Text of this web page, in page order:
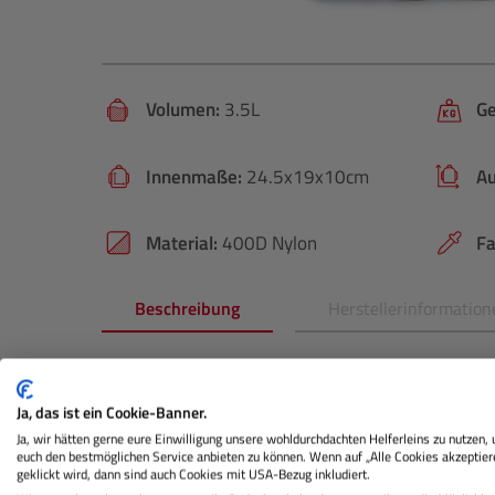
Volumen: 3.5L
Innenmaße: 24.5x19x10cm
Material: 400D Nylon
Beschreibung
Kameratasche (light grey marle)"
Das große Hauptfach der Track Shot
Ja, das ist ein Cookie-Banner.
Ja, wir hätten gerne eure Einwilligung unsere wohldurchdachten Helferleins zu nutzen,
euch den bestmöglichen Service anbieten zu können. Wenn auf „Alle Cookies
geklickt wird, dann sind auch Cookies mit USA-Bezug inkludiert.